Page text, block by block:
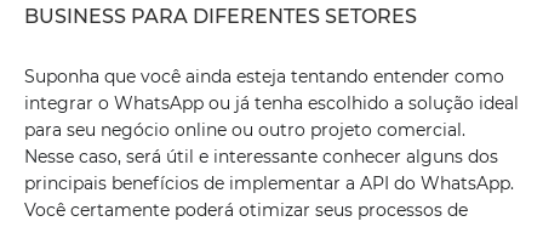
BUSINESS PARA DIFERENTES SETORES
Suponha que você ainda esteja tentando entender como
integrar o WhatsApp ou já tenha escolhido a solução ideal
para seu negócio online ou outro projeto comercial.
Nesse caso, será útil e interessante conhecer alguns dos
principais benefícios de implementar a API do WhatsApp.
Você certamente poderá otimizar seus processos de